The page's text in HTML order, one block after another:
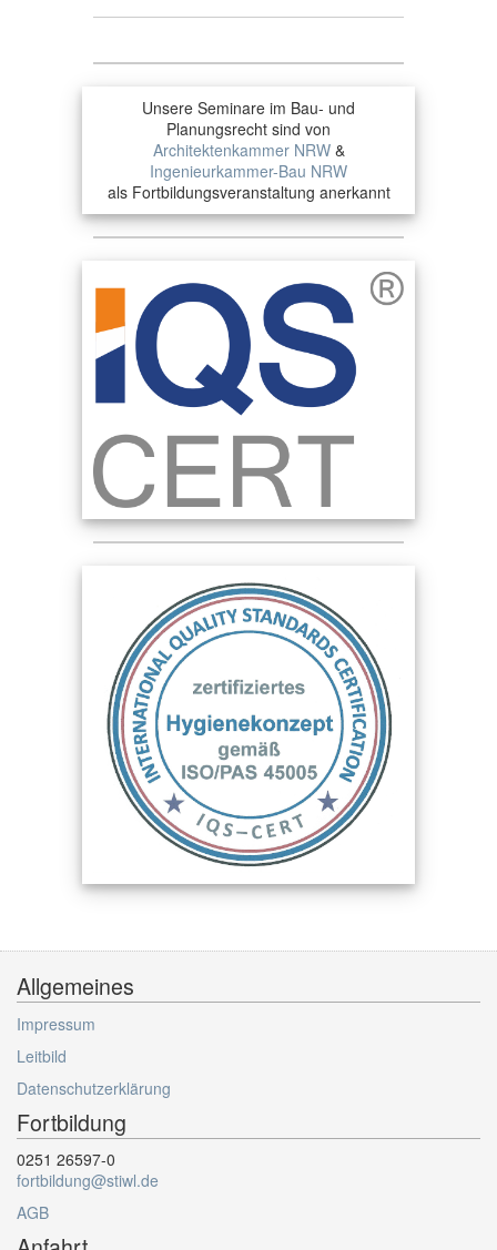
Unsere Seminare im Bau- und
Planungsrecht sind von
Architektenkammer NRW&
Ingenieurkammer-Bau NRW
als Fortbildungsveranstaltung anerkannt
Allgemeines
Impressum
Leitbild
Datenschutzerklärung
Fortbildung
0251 26597-0
fortbildung@stiwl.de
AGB